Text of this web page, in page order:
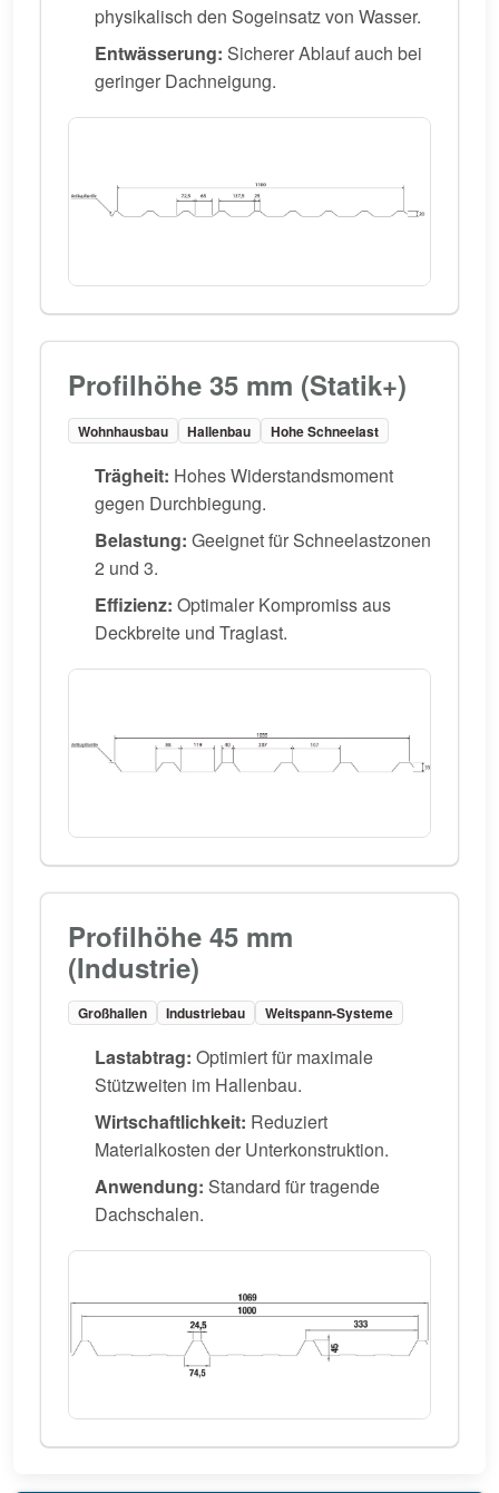
physikalisch den Sogeinsatz von Wasser.
Entwässerung: Sicherer Ablauf auch bei
geringer Dachneigung.
Profilhöhe 35 mm (Statik+)
Wohnhausbau Hallenbau Hohe Schneelast
Trägheit: Hohes Widerstandsmoment
gegen Durchbiegung.
Belastung: Geeignet für Schneelastzonen
2 und 3.
Effizienz: Optimaler Kompromiss aus
Deckbreite und Traglast.
Profilhöhe 45 mm
(Industrie)
Großhallen Industriebau Weitspann-Systeme
Lastabtrag: Optimiert für maximale
Stützweiten im Hallenbau.
Wirtschaftlichkeit: Reduziert
Materialkosten der Unterkonstruktion.
Anwendung: Standard für tragende
Dachschalen.